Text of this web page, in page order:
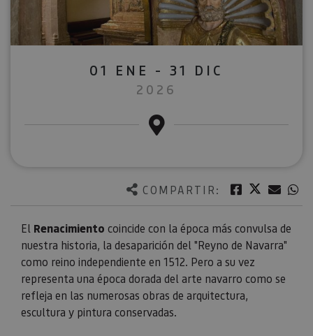
COMPARTIR: Facebook
Twitter
El Renacimiento coincide con la época más convulsa de
nuestra historia, la desaparición del "Reyno de Navarra"
como reino independiente en 1512. Pero a su vez
representa una época dorada del arte navarro como se
refleja en las numerosas obras de arquitectura,
escultura y pintura conservadas.
01 ENE - 31 DIC
2026